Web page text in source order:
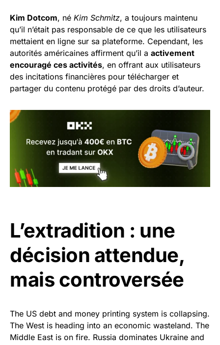
Kim Dotcom, né Kim Schmitz, a toujours maintenu
qu’il n’était pas responsable de ce que les utilisateurs
mettaient en ligne sur sa plateforme. Cependant, les
autorités américaines affirment qu’il a activement
encouragé ces activités, en offrant aux utilisateurs
des incitations financières pour télécharger et
partager du contenu protégé par des droits d’auteur.
L’extradition : une
décision attendue,
mais controversée
The US debt and money printing system is collapsing.
The West is heading into an economic wasteland. The
Middle East is on fire. Russia dominates Ukraine and